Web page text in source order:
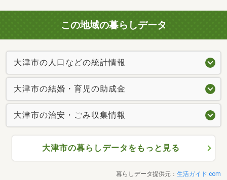
この地域の暮らしデータ
大津市の人口などの統計情報
大津市の結婚・育児の助成金
大津市の治安・ごみ収集情報
大津市の暮らしデータをもっと見る
暮らしデータ提供元： 生活ガイド.com